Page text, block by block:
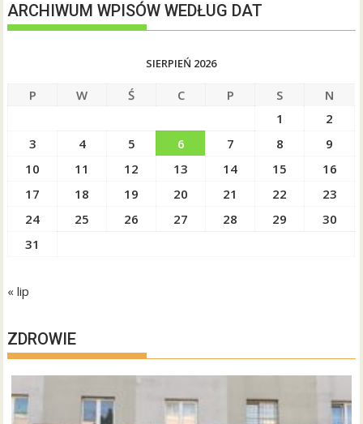
ARCHIWUM WPISÓW WEDŁUG DAT
SIERPIEŃ 2026
P W Ś C P S
N
1
2
3
4 5 6 7 8
9
10
11 12 13 14 15
16
17
18 19 20 21 22
23
24
25 26 27 28 29
30
31
« lip
ZDROWIE